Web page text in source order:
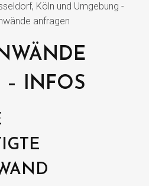
– INFOS
G
A